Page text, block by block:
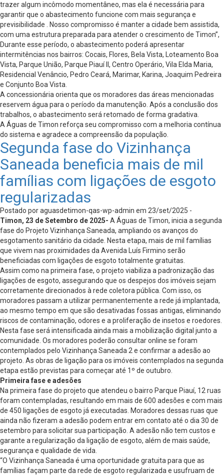
trazer algum incômodo momentâneo, mas ela é necessária para
garantir que o abastecimento funcione com mais segurança e
previsibilidade . Nosso compromisso é manter a cidade bem assistida,
com uma estrutura preparada para atender o crescimento de Timon”,
Durante esse período, o abastecimento poderá apresentar
intermitências nos bairros: Cocais, Flores, Bela Vista, Loteamento Boa
Vista, Parque União, Parque Piauí II, Centro Operário, Vila Elda Maria,
Residencial Venâncio, Pedro Ceará, Marimar, Karina, Joaquim Pedreira
e Conjunto Boa Vista.
A concessionária orienta que os moradores das áreas mencionadas
reservem água para o período da manutenção. Após a conclusão dos
trabalhos, o abastecimento será retomado de forma gradativa.
A Águas de Timon reforça seu compromisso com a melhoria contínua
do sistema e agradece a compreensão da população.
Segunda fase do Vizinhança
Saneada beneficia mais de mil
famílias com ligações de esgoto
regularizadas
Postado por aguasdetimon-qas-wp-admin em 23/set/2025 -
Timon, 23 de Setembro de 2025- A Águas de Timon, inicia a segunda
fase do Projeto Vizinhança Saneada, ampliando os avanços do
esgotamento sanitário da cidade. Nesta etapa, mais de mil famílias
que vivem nas proximidades da Avenida Luís Firmino serão
beneficiadas com ligações de esgoto totalmente gratuitas.
Assim como na primeira fase, o projeto viabiliza a padronização das
ligações de esgoto, assegurando que os despejos dos imóveis sejam
corretamente direcionados à rede coletora pública. Com isso, os
moradores passam a utilizar permanentemente a rede já implantada,
ao mesmo tempo em que são desativadas fossas antigas, eliminando
riscos de contaminação, odores e a proliferação de insetos e roedores.
Nesta fase será intensificada ainda mais a mobilização digital junto a
comunidade. Os moradores poderão consultar online se foram
contemplados pelo Vizinhança Saneada 2 e confirmar a adesão ao
projeto. As obras de ligação para os imóveis contemplados na segunda
etapa estão previstas para começar até 1º de outubro.
Primeira fase e adesões
Na primeira fase do projeto que atendeu o bairro Parque Piauí, 12 ruas
foram contempladas, resultando em mais de 600 adesões e com mais
de 450 ligações de esgoto já executadas. Moradores dessas ruas que
ainda não fizeram a adesão podem entrar em contato até o dia 30 de
setembro para solicitar sua participação. A adesão não tem custos e
garante a regularização da ligação de esgoto, além de mais saúde,
segurança e qualidade de vida.
“O Vizinhança Saneada é uma oportunidade gratuita para que as
famílias façam parte da rede de esgoto regularizada e usufruam de